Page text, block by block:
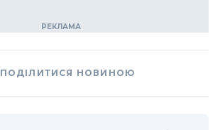
ПОДІЛИТИСЯ НОВИНОЮ